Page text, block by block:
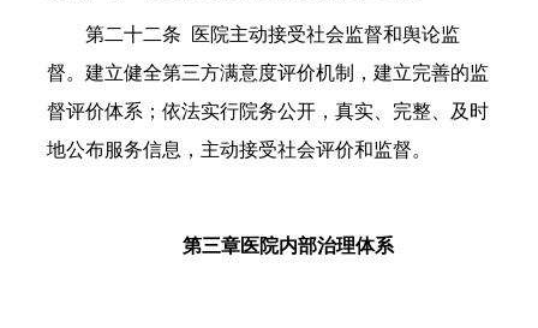
第二十二条 医院主动接受社会监督和舆论监
督。建立健全第三方满意度评价机制，建立完善的监
督评价体系；依法实行院务公开，真实、完整、及时
地公布服务信息，主动接受社会评价和监督。
第三章医院内部治理体系